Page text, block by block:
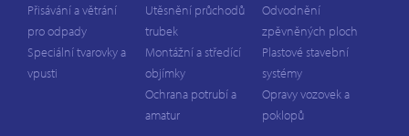
Přisávání a větrání
pro odpady
Speciální tvarovky a
vpusti
Utěsnění průchodů
trubek
Montážní a středící
objímky
Ochrana potrubí a
amatur
Odvodnění
zpěvněných ploch
Plastové stavební
systémy
Opravy vozovek a
poklopů